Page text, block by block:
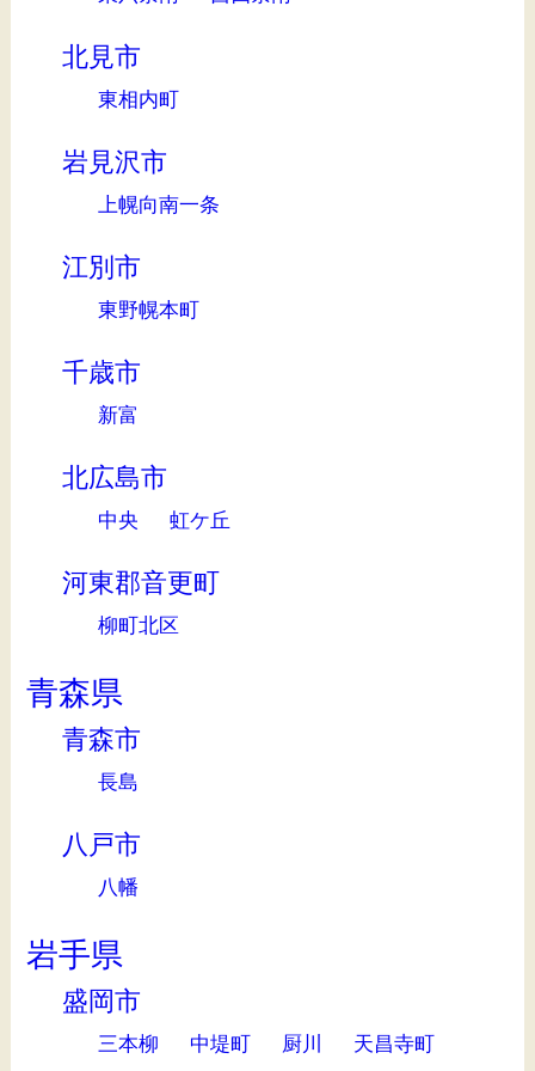
北見市
東相内町
岩見沢市
上幌向南一条
江別市
東野幌本町
千歳市
新富
北広島市
中央 虹ケ丘
河東郡音更町
柳町北区
青森県
青森市
長島
八戸市
八幡
岩手県
盛岡市
三本柳 中堤町 厨川 天昌寺町